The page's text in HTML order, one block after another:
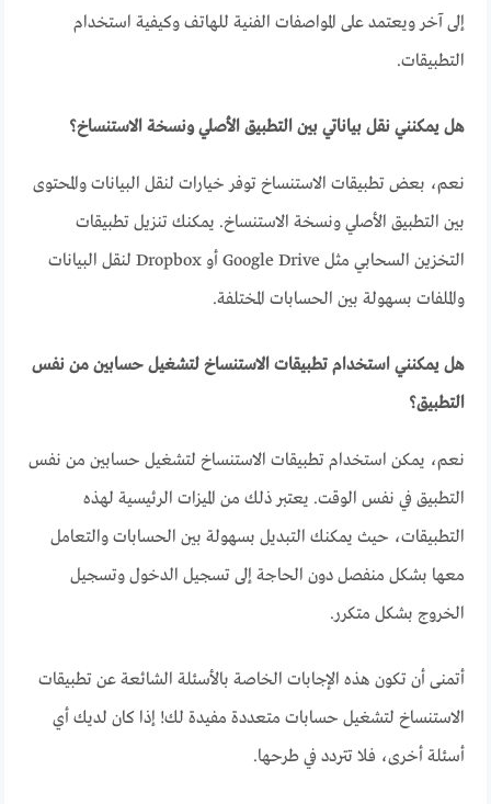
إلى آخر ويعتمد على المواصفات الفنية للهاتف وكيفية استخدام
التطبيقات.
هل يمكنني نقل بياناتي بين التطبيق الأصلي ونسخة الاستنساخ؟
نعم، بعض تطبيقات الاستنساخ توفر خيارات لنقل البيانات والمحتوى
بين التطبيق الأصلي ونسخة الاستنساخ. يمكنك تنزيل تطبيقات
التخزين السحابي مثل Google Drive أو Dropbox لنقل البيانات
والملفات بسهولة بين الحسابات المختلفة.
هل يمكنني استخدام تطبيقات الاستنساخ لتشغيل حسابين من نفس
التطبيق؟
نعم، يمكن استخدام تطبيقات الاستنساخ لتشغيل حسابين من نفس
التطبيق في نفس الوقت. يعتبر ذلك من الميزات الرئيسية لهذه
التطبيقات، حيث يمكنك التبديل بسهولة بين الحسابات والتعامل
معها بشكل منفصل دون الحاجة إلى تسجيل الدخول وتسجيل
الخروج بشكل متكرر.
أتمنى أن تكون هذه الإجابات الخاصة بالأسئلة الشائعة عن تطبيقات
الاستنساخ لتشغيل حسابات متعددة مفيدة لك! إذا كان لديك أي
أسئلة أخرى، فلا تتردد في طرحها.